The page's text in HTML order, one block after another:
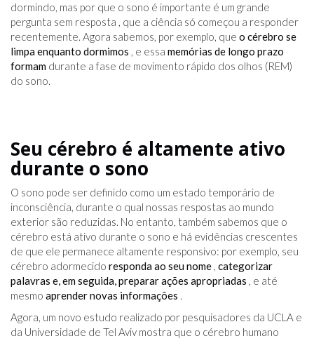
dormindo, mas por que o sono é importante é um grande
pergunta sem resposta , que a ciência só começou a responder
recentemente. Agora sabemos, por exemplo, que o cérebro se
limpa enquanto dormimos , e essa memórias de longo prazo
formam durante a fase de movimento rápido dos olhos (REM)
do sono.
Seu cérebro é altamente ativo
durante o sono
O sono pode ser definido como um estado temporário de
inconsciência, durante o qual nossas respostas ao mundo
exterior são reduzidas. No entanto, também sabemos que o
cérebro está ativo durante o sono e há evidências crescentes
de que ele permanece altamente responsivo: por exemplo, seu
cérebro adormecido responda ao seu nome , categorizar
palavras e, em seguida, preparar ações apropriadas , e até
mesmo aprender novas informações .
Agora, um novo estudo realizado por pesquisadores da UCLA e
da Universidade de Tel Aviv mostra que o cérebro humano